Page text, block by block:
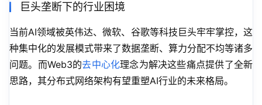
巨头垄断下的行业困境
当前AI领域被英伟达、微软、谷歌等科技巨头牢牢掌控，这
种集中化的发展模式带来了数据垄断、算力分配不均等诸多
问题。而Web3的去中心化理念为解决这些痛点提供了全新
思路，其分布式网络架构有望重塑AI行业的未来格局。